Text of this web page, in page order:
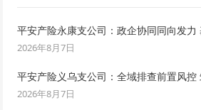
平安产险永康支公司：政企协同同向发力
2026年8月7日
平安产险义乌支公司：全域排查前置风控
2026年8月7日